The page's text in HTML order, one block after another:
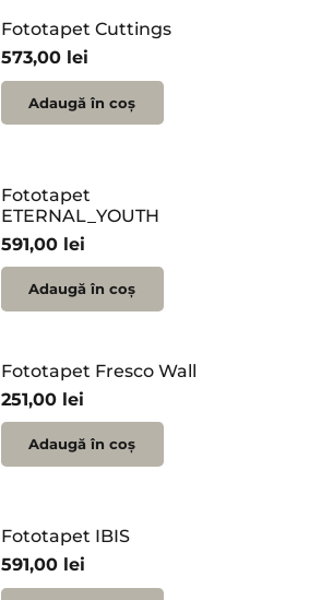
Fototapet Cuttings
573,00 lei
Adaugă în coș
Fototapet
ETERNAL_YOUTH
591,00 lei
Adaugă în coș
Fototapet Fresco Wall
251,00 lei
Adaugă în coș
Fototapet IBIS
591,00 lei